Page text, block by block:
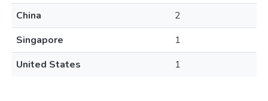
China
2
Singapore
1
United States
1